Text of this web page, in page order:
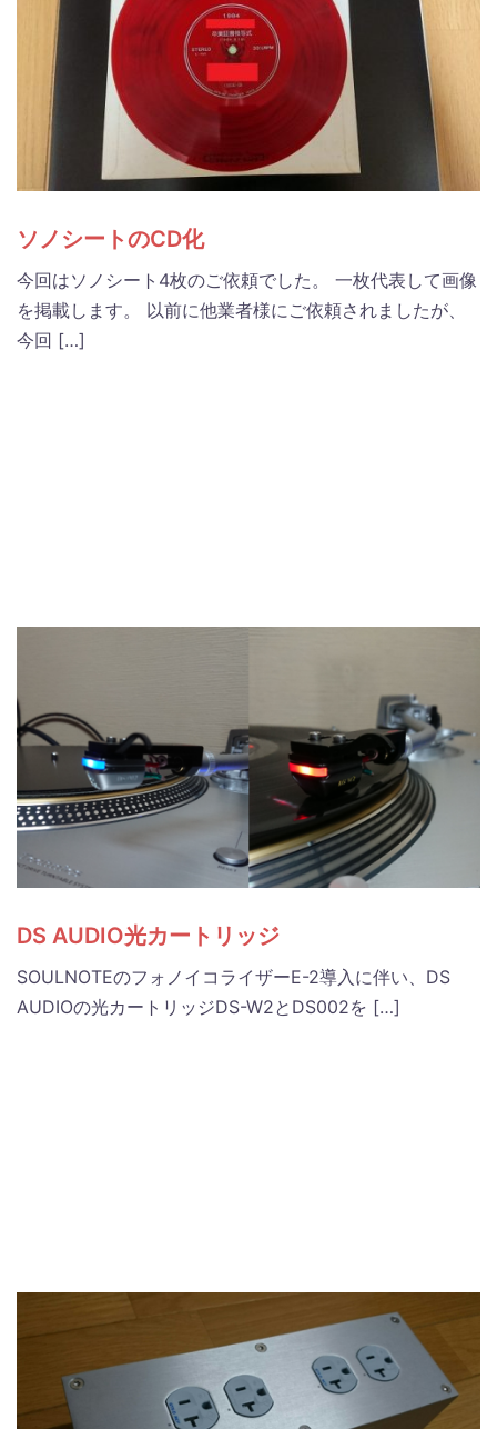
ソノシートのCD化
今回はソノシート4枚のご依頼でした。 一枚代表して画像
を掲載します。 以前に他業者様にご依頼されましたが、
今回 […]
DS AUDIO光カートリッジ
SOULNOTEのフォノイコライザーE-2導入に伴い、DS
AUDIOの光カートリッジDS-W2とDS002を […]